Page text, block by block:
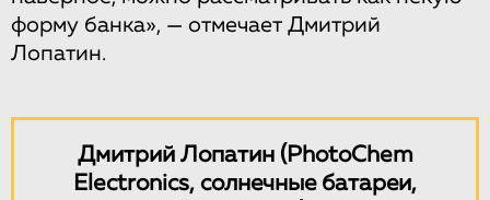
форму банка», — отмечает Дмитрий
Лопатин.
Дмитрий Лопатин (PhotoChem
Electronics, солнечные батареи,